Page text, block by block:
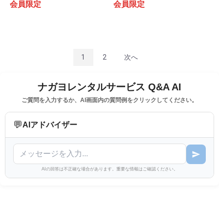
会員限定 会員限定
1 2 次へ
ナガヨレンタルサービス Q&A AI
ご質問を入力するか、AI画面内の質問例をクリックしてください。
💬AIアドバイザー
AIの回答は不正確な場合があります。重要な情報はご確認ください。